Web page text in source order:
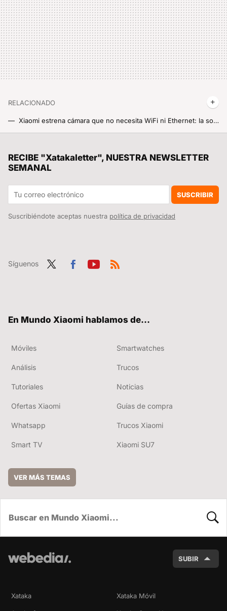
RELACIONADO
Xiaomi estrena cámara que no necesita WiFi ni Ethernet: la sonrisa LED que detecta a cualquiera que entre en su campo de visión 3K
No tenía la necesidad de un grifo con dos boquillas en la cocina hasta que Xiaomi me la ha creado con esta genialidad doméstica
RECIBE "Xatakaletter", NUESTRA NEWSLETTER
SEMANAL
SUSCRIBIR
Suscribiéndote aceptas nuestra política de privacidad
Síguenos
En Mundo Xiaomi hablamos de...
Móviles Smartwatches
Análisis Trucos
Tutoriales Noticias
Ofertas Xiaomi Guías de compra
Whatsapp Trucos Xiaomi
Smart TV Xiaomi SU7
VER MÁS TEMAS
SUBIR
Xataka Xataka Móvil